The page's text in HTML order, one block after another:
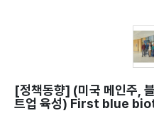
[정책동향]
트업 육성) First blue